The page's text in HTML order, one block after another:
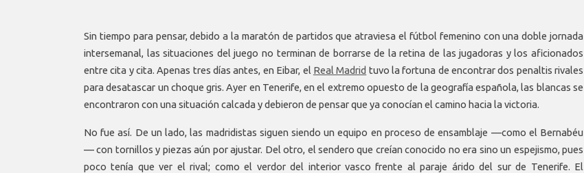
Sin tiempo para pensar, debido a la maratón de partidos que atraviesa el fútbol femenino con una doble jornada
intersemanal, las situaciones del juego no terminan de borrarse de la retina de las jugadoras y los aficionados
entre cita y cita. Apenas tres días antes, en Eibar, el Real Madrid tuvo la fortuna de encontrar dos penaltis rivales
para desatascar un choque gris. Ayer en Tenerife, en el extremo opuesto de la geografía española, las blancas se
encontraron con una situación calcada y debieron de pensar que ya conocían el camino hacia la victoria.
No fue así. De un lado, las madridistas siguen siendo un equipo en proceso de ensamblaje —como el Bernabéu
—con tornillos y piezas aún por ajustar. Del otro, el sendero que creían conocido no era sino un espejismo, pues
poco tenía que ver el rival; como el verdor del interior vasco frente al paraje árido del sur de Tenerife. El